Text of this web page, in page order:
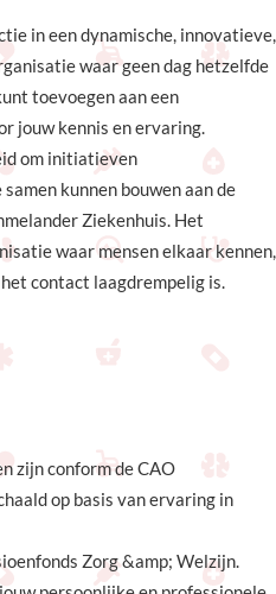
in een dynamische, innovatieve,
waar geen dag hetzelfde
toevoegen aan een
jouw kennis en ervaring.
om initiatieven
kunnen bouwen aan de
Ziekenhuis. Het
waar mensen elkaar kennen,
contact laagdrempelig is.
zijn conform de CAO
op basis van ervaring in
Zorg &amp; Welzijn.